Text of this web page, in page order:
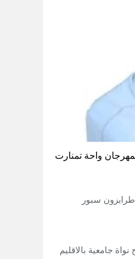
واحة تمنارت
سبور
جامعية بالاقليم